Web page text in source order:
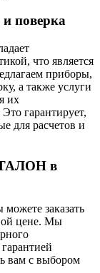
и поверка
что является
приборы,
а также услуги
их
гарантирует,
для расчетов и
в
заказать
цене. Мы
вам с выбором